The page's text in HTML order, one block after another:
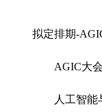
拟定排期-
AGIC大会
人工智能与